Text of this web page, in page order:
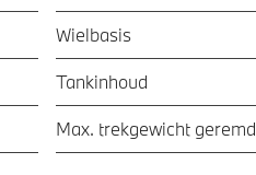
Wielbasis
Tankinhoud
Max. trekgewicht geremd